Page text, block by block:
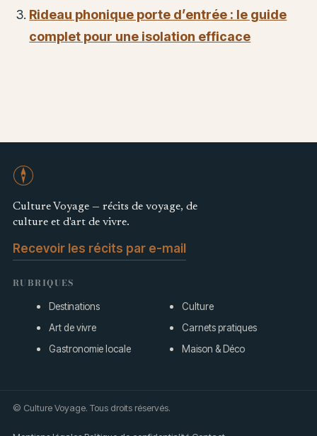
Rideau phonique porte d’entrée : le guide
complet pour une isolation efficace
Culture Voyage — récits de voyage, de
culture et d'art de vivre.
Recevoir les récits par e-mail
RUBRIQUES
Destinations
Culture
Art de vivre
Carnets pratiques
Gastronomie locale
Maison & Déco
© Culture Voyage. Tous droits réservés.